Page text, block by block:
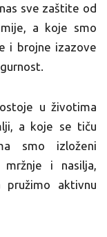
sve zaštite od
a koje smo
i brojne izazove
u životima
a koje se tiču
smo izloženi
mržnje i nasilja,
aktivnu